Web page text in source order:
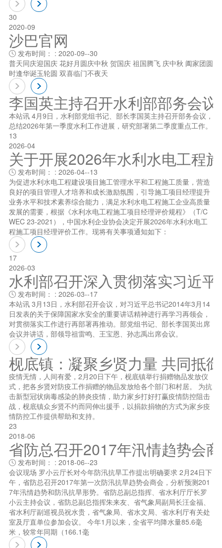
30
2020-09
沙巴官网
发布时间： : 2020-09--30
普天同庆迎国庆 花好月圆庆中秋 贺国庆 祖国腾飞 庆中秋 阖家团圆
时逢华诞玉轮圆 双喜临门不夜天
李国英主持召开水利部部务会议
本站讯 4月9日，水利部党组书记、部长李国英主持召开部务会议，
总结2026年第一季度水利工作进展，研究部署第二季度重点工作。
13
2026-04
关于开展2026年水利水电工程
发布时间： : 2026-04--13
为促进水利水电工程建设项目施工管理水平和工程施工质量，营造
良好的项目管理人才培养和成长激励氛围，引导施工项目经理提升
业务水平和技术素养综合能力，满足水利水电工程施工企业高质量
发展的需要，根据《水利水电工程施工项目经理评价规程》（T/C
WEC 23-2021），中国水利企业协会决定开展2026年水利水电工
程施工项目经理评价工作。现将有关事项通知如下：
17
2026-03
水利部召开深入贯彻落实习近
发布时间： : 2026-03--17
本站讯 3月13日，水利部召开会议，对习近平总书记2014年3月14
日发表的关于保障国家水安全的重要讲话精神进行再学习再领会，
对贯彻落实工作进行再部署再推动。部党组书记、部长李国英出席
会议并讲话，部领导祖雷鸣、王宝恩、孙志禹出席会议。
枧底镇：凝聚乡贤力量 共同抵
疫情无情，人间有爱，2月20日下午，枧底镇举行捐赠物品发放仪
式，把各乡贤对防疫工作捐赠的物品发放给各个部门和村居。 为抗
击新型冠状病毒感染的肺炎疫情，助力家乡打好打赢疫情防控阻击
战，枧底镇众乡贤不约而同伸出援手，以捐款捐物的方式为家乡疫
情防控工作提供帮助和支持。
23
2018-06
省防总召开2017年汛情趋势会
发布时间： : 2018-06--23
会议现场 罗小云厅长对今年防汛抗旱工作提出明确要求 2月24日下
午，省防总召开2017年第一次防汛抗旱趋势会商会，分析预测201
7年汛情趋势和防汛抗旱形势。省防总副总指挥、省水利厅厅长罗
小云主持会议，省防总副总指挥朱来友、省气象局副局长汪金福、
省水利厅副巡视员祝水贵，省气象局、省水文局、省水利厅有关处
室及厅直单位参加会议。 今年1月以来，全省平均降水量85.6毫
米，较常年同期（166.1毫